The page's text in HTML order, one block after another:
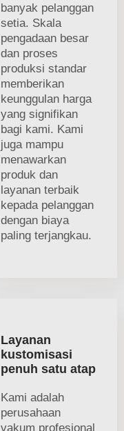
banyak pelanggan
setia. Skala
pengadaan besar
dan proses
produksi standar
memberikan
keunggulan harga
yang signifikan
bagi kami. Kami
juga mampu
menawarkan
produk dan
layanan terbaik
kepada pelanggan
dengan biaya
paling terjangkau.
Layanan
kustomisasi
penuh satu atap
Kami adalah
perusahaan
vakum profesional